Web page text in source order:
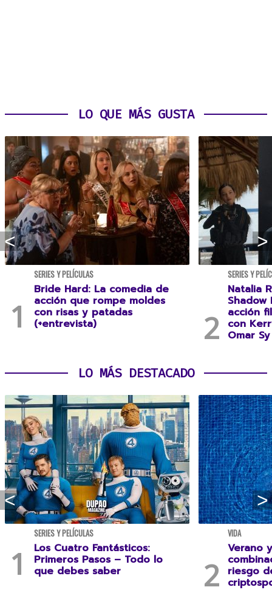
LO QUE MÁS GUSTA
SERIES Y PELÍCULAS
Bride Hard: La comedia de
acción que rompe moldes
con risas y patadas
(+entrevista)
SERIES Y
Natalia
acción
con
Omar
LO MÁS DESTACADO
SERIES Y PELÍCULAS
Los Cuatro Fantásticos:
Primeros Pasos – Todo lo
que debes saber
VIDA
Verano
riesgo